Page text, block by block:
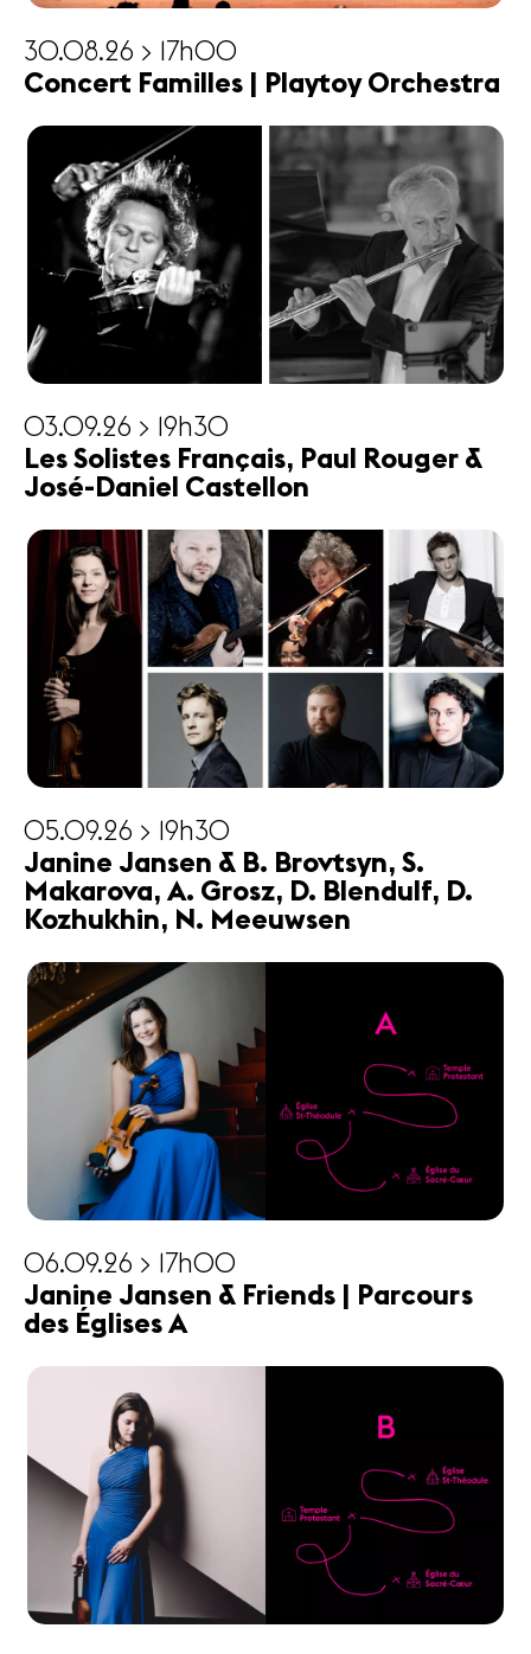
30.08.26 > 17h00
Concert Familles | Playtoy Orchestra
03.09.26 > 19h30
Les Solistes Français, Paul Rouger &
José-Daniel Castellon
05.09.26 > 19h30
Janine Jansen & B. Brovtsyn, S.
Makarova, A. Grosz, D. Blendulf, D.
Kozhukhin, N. Meeuwsen
06.09.26 > 17h00
Janine Jansen & Friends | Parcours
des Églises A